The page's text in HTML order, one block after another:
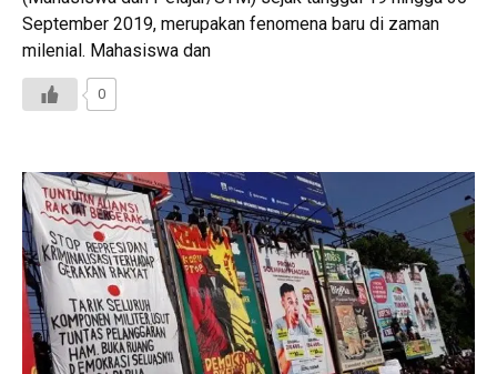
September 2019, merupakan fenomena baru di zaman
milenial. Mahasiswa dan
0